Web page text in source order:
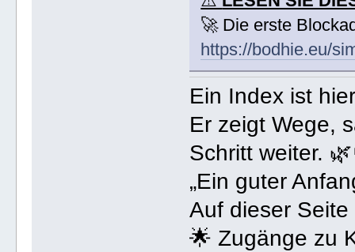
🚀 Die erste
https://bodhie.eu/
Ein Index ist
Er zeigt Wege,
Schritt weiter.
„Ein guter
Auf dieser
🌟 Zugänge zu